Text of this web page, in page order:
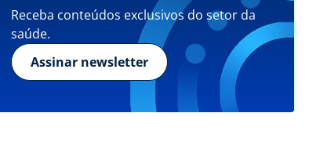
Receba conteúdos exclusivos do setor da
saúde.
Assinar newsletter